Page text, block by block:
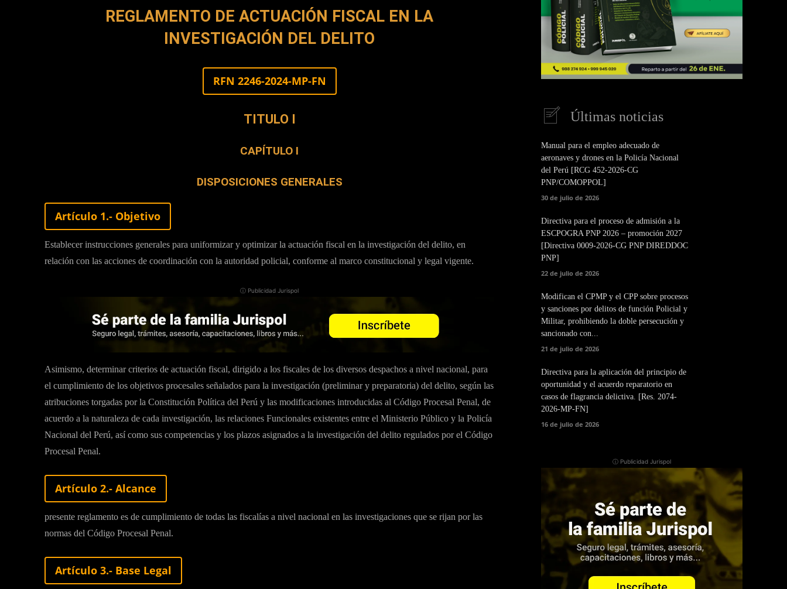
REGLAMENTO DE ACTUACIÓN FISCAL EN LA
INVESTIGACIÓN DEL DELITO
RFN 2246-2024-MP-FN
TITULO I
CAPÍTULO Ι
DISPOSICIONES GENERALES
Artículo 1.- Objetivo
Establecer instrucciones generales para uniformizar y optimizar la actuación fiscal en la investigación del delito, en
relación con las acciones de coordinación con la autoridad policial, conforme al marco constitucional y legal vigente.
ⓘ Publicidad Jurispol
Asimismo, determinar criterios de actuación fiscal, dirigido a los fiscales de los diversos despachos a nivel nacional, para
el cumplimiento de los objetivos procesales señalados para la investigación (preliminar y preparatoria) del delito, según las
atribuciones torgadas por la Constitución Política del Perú y las modificaciones introducidas al Código Procesal Penal, de
acuerdo a la naturaleza de cada investigación, las relaciones Funcionales existentes entre el Ministerio Público y la Policía
Nacional del Perú, así como sus competencias y los plazos asignados a la investigación del delito regulados por el Código
Procesal Penal.
Artículo 2.- Alcance
presente reglamento es de cumplimiento de todas las fiscalías a nivel nacional en las investigaciones que se rijan por las
normas del Código Procesal Penal.
Artículo 3.- Base Legal
Últimas noticias
Manual para el empleo adecuado de
aeronaves y drones en la Policía Nacional
del Perú [RCG 452-2026-CG
PNP/COMOPPOL]
30 de julio de 2026
Directiva para el proceso de admisión a la
ESCPOGRA PNP 2026 – promoción 2027
[Directiva 0009-2026-CG PNP DIREDDOC
PNP]
22 de julio de 2026
Modifican el CPMP y el CPP sobre procesos
y sanciones por delitos de función Policial y
Militar, prohibiendo la doble persecución y
sancionado con...
21 de julio de 2026
Directiva para la aplicación del principio de
oportunidad y el acuerdo reparatorio en
casos de flagrancia delictiva. [Res. 2074-
2026-MP-FN]
16 de julio de 2026
ⓘ Publicidad Jurispol